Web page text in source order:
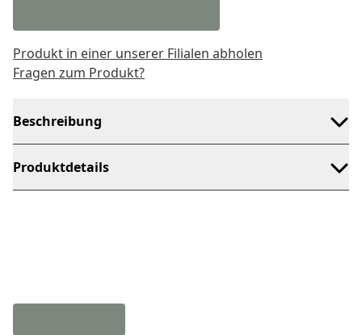
Produkt in einer unserer Filialen abholen
Fragen zum Produkt?
Beschreibung
Produktdetails